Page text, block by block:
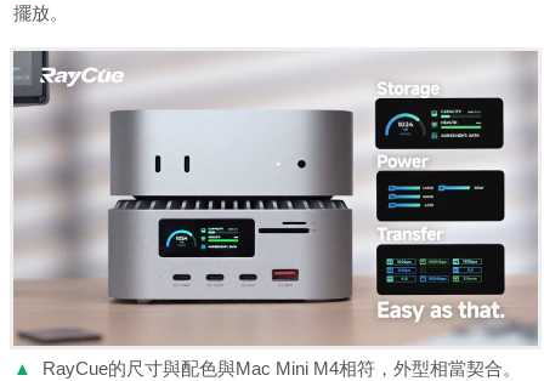
擺放。
▲ RayCue的尺寸與配色與Mac Mini M4相符，外型相當契合。